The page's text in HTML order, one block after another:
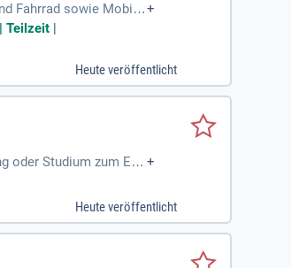
Fahrrad sowie Mobilit+
Teilzeit |
Heute veröffentlicht
oder Studium zum Erg
kranken
+
Heute veröffentlicht